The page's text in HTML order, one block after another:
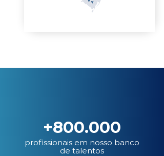
+800.000
profissionais em nosso banco
de talentos